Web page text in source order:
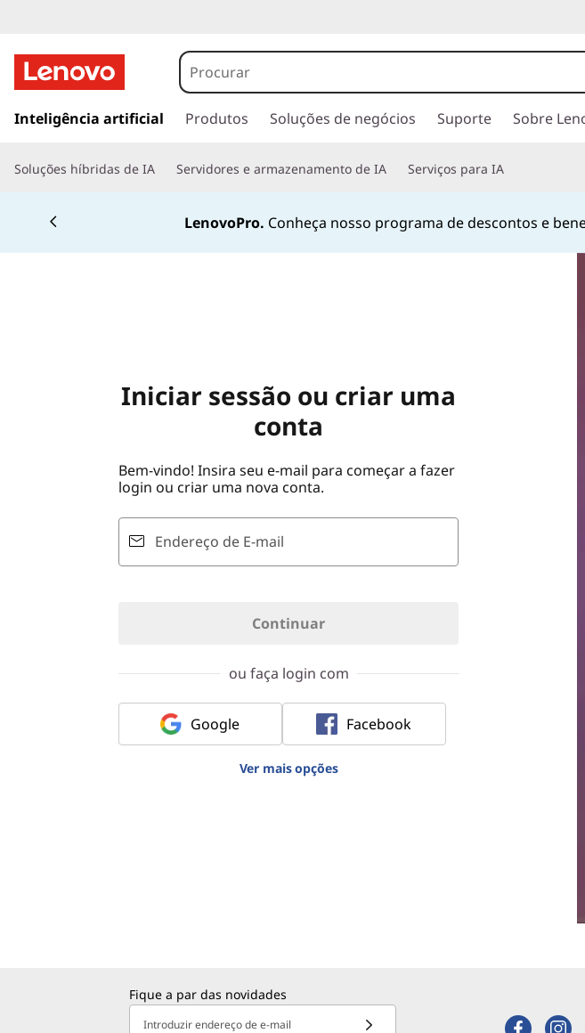
a
a
r
Inteligência artificial Produtos Soluções de negócios Suporte Sobre
Soluções híbridas de IA Servidores e armazenamento de IA Serviços para IA
LenovoPro. Conheça nosso programa de descontos e
Iniciar sessão ou criar uma
conta
Bem-vindo! Insira seu e-mail para começar a fazer
login ou criar uma nova conta.
Endereço de E-mail
Continuar
ou faça login com
Google Facebook
Ver mais opções
Fique a par das novidades
Introduzir endereço de e-mail